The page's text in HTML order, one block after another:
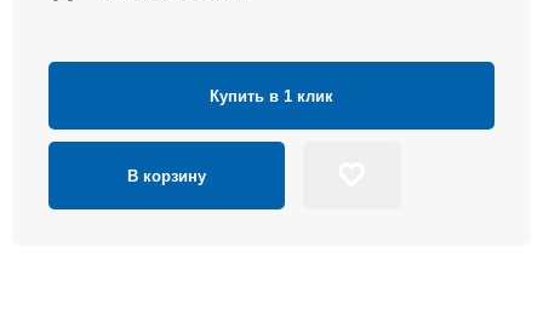
Купить в 1 клик
В корзину